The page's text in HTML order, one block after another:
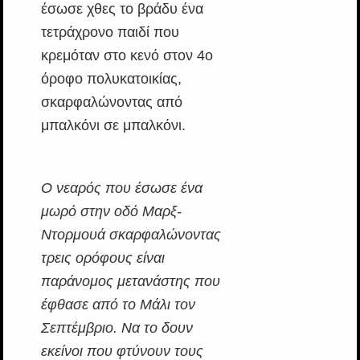
έσωσε χθες το βράδυ ένα
τετράχρονο παιδί που
κρεμόταν στο κενό στον 4ο
όροφο πολυκατοικίας,
σκαρφαλώνοντας από
μπαλκόνι σε μπαλκόνι.
Ο νεαρός που έσωσε ένα
μωρό στην οδό Μαρξ-
Ντορμουά σκαρφαλώνοντας
τρεις ορόφους είναι
παράνομος μετανάστης που
έφθασε από το Μάλι τον
Σεπτέμβριο. Να το δουν
εκείνοι που φτύνουν τους